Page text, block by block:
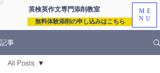
英検英作文専門添削教室
無料体験添削の申し込みはこちら
ME
NU
記事
All Posts